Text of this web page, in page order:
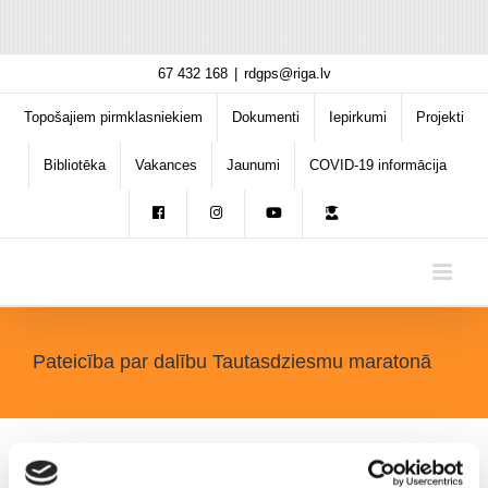
content
67 432 168 rdgps@riga.lv
Topošajiem pirmklasniekiem Dokumenti Iepirkumi Projekti
Bibliotēka Vakances Jaunumi COVID-19 informācija
Pateicība par dalību Tautasdziesmu maratonā